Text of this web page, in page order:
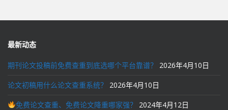
最新动态
期刊论文投稿前免费查重到底选哪个平台靠谱？ 2026年4月10日
论文初稿用什么论文查重系统？ 2026年4月10日
免费论文查重、免费论文降重哪家强？ 2024年4月12日